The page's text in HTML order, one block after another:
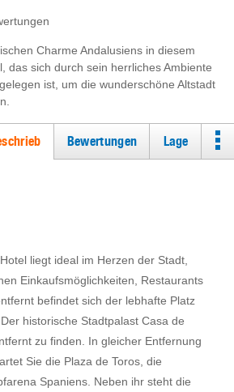
Charme Andalusiens in diesem
das sich durch sein herrliches Ambiente
ist, um die wunderschöne Altstadt
Bewertungen Lage
liegt ideal im Herzen der Stadt,
Einkaufsmöglichkeiten, Restaurants
befindet sich der lebhafte Platz
historische Stadtpalast Casa de
zu finden. In gleicher Entfernung
Sie die Plaza de Toros, die
Spaniens. Neben ihr steht die